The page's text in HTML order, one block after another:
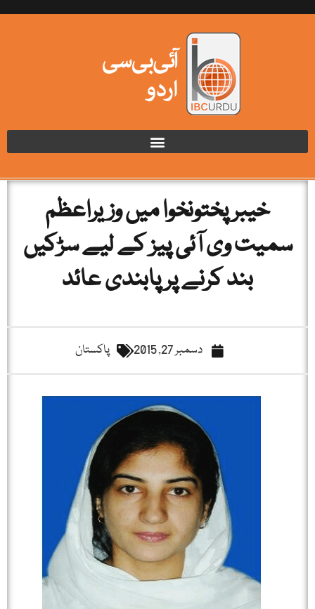
خیبرپختونخوا میں وزیراعظم
سمیت وی آئی پیز کے لیے سڑکیں
بند کرنے پر پابندی عائد
دسمبر 27, 2015 پاکستان